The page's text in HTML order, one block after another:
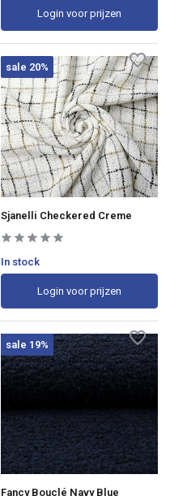
Login voor prijzen
sale 20%
Sjanelli Checkered Creme
In stock
Login voor prijzen
sale 19%
Fancy Bouclé Navy Blue